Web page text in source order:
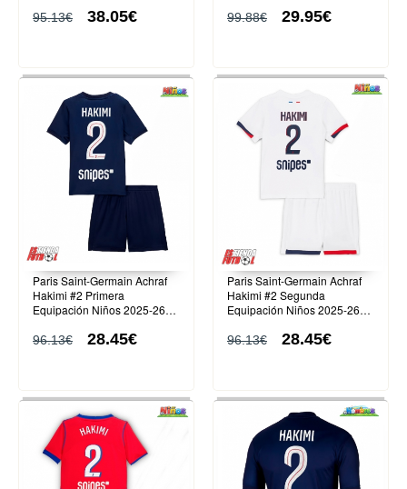
95.13€ 38.05€ 99.88€ 29.95€
Paris Saint-Germain Achraf
Hakimi #2 Primera
Equipación Niños 2025-26
cortos)
96.13€ 28.45€
Paris Saint-Germain Achraf
Hakimi #2 Segunda
Equipación Niños 2025-26
cortos)
96.13€ 28.45€